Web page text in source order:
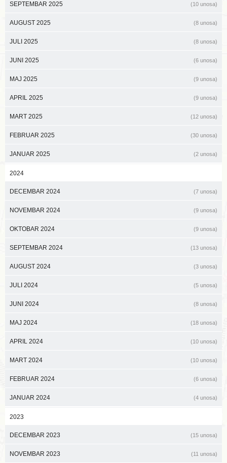
SEPTEMBAR 2025 (10 unosa)
AUGUST 2025 (8 unosa)
JULI 2025 (8 unosa)
JUNI 2025 (6 unosa)
MAJ 2025 (9 unosa)
APRIL 2025 (9 unosa)
MART 2025 (12 unosa)
FEBRUAR 2025 (30 unosa)
JANUAR 2025 (2 unosa)
2024
DECEMBAR 2024 (7 unosa)
NOVEMBAR 2024 (9 unosa)
OKTOBAR 2024 (9 unosa)
SEPTEMBAR 2024 (13 unosa)
AUGUST 2024 (3 unosa)
JULI 2024 (5 unosa)
JUNI 2024 (8 unosa)
MAJ 2024 (18 unosa)
APRIL 2024 (10 unosa)
MART 2024 (10 unosa)
FEBRUAR 2024 (6 unosa)
JANUAR 2024 (4 unosa)
2023
DECEMBAR 2023 (15 unosa)
NOVEMBAR 2023 (11 unosa)